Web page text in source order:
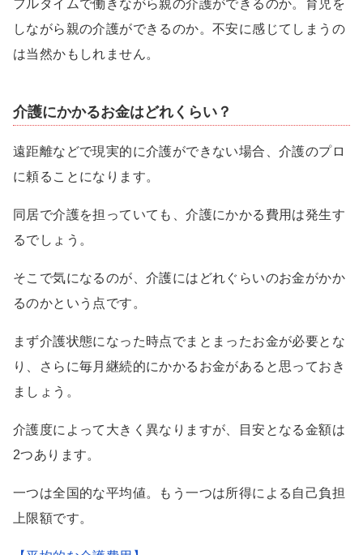
フルタイムで働きながら親の介護ができるのか。育児を
しながら親の介護ができるのか。不安に感じてしまうの
は当然かもしれません。
介護にかかるお金はどれくらい？
遠距離などで現実的に介護ができない場合、介護のプロ
に頼ることになります。
同居で介護を担っていても、介護にかかる費用は発生す
るでしょう。
そこで気になるのが、介護にはどれぐらいのお金がかか
るのかという点です。
まず介護状態になった時点でまとまったお金が必要とな
り、さらに毎月継続的にかかるお金があると思っておき
ましょう。
介護度によって大きく異なりますが、目安となる金額は
2つあります。
一つは全国的な平均値。もう一つは所得による自己負担
上限額です。